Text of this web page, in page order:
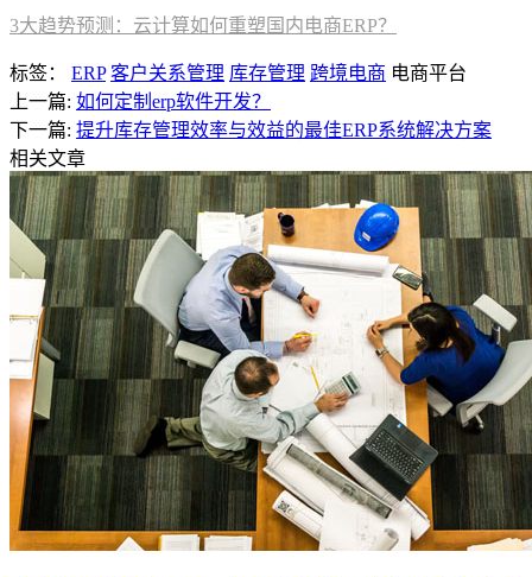
3大趋势预测：云计算如何重塑国内电商ERP？
标签： ERP 客户关系管理 库存管理 跨境电商 电商平台
上一篇: 如何定制erp软件开发？
下一篇: 提升库存管理效率与效益的最佳ERP系统解决方案
相关文章